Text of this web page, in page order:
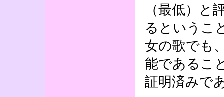
（最低）と
るというこ
女の歌でも
能であるこ
証明済みで